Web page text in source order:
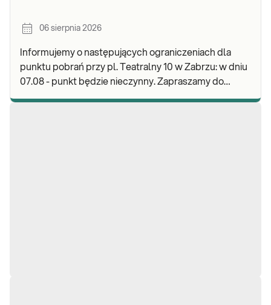
06 sierpnia 2026
Informujemy o następujących ograniczeniach dla
punktu pobrań przy pl. Teatralny 10 w Zabrzu: w dniu
07.08 - punkt będzie nieczynny. Zapraszamy do